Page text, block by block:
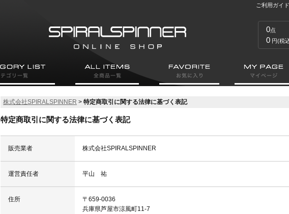
ご利用ガイド
0点
0 円(税
株式会社SPIRALSPINNER > 特定商取引に関する法律に基づく表記
特定商取引に関する法律に基づく表記
販売業者 株式会社SPIRALSPINNER
運営責任者 平山 祐
住所
〒659-0036
兵庫県芦屋市涼風町11-7